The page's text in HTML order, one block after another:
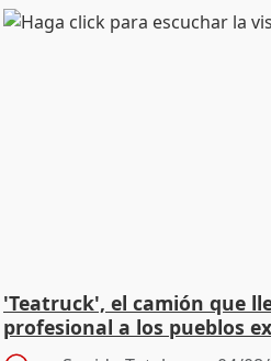
'Teatruck', el camión que
profesional a los pueblos